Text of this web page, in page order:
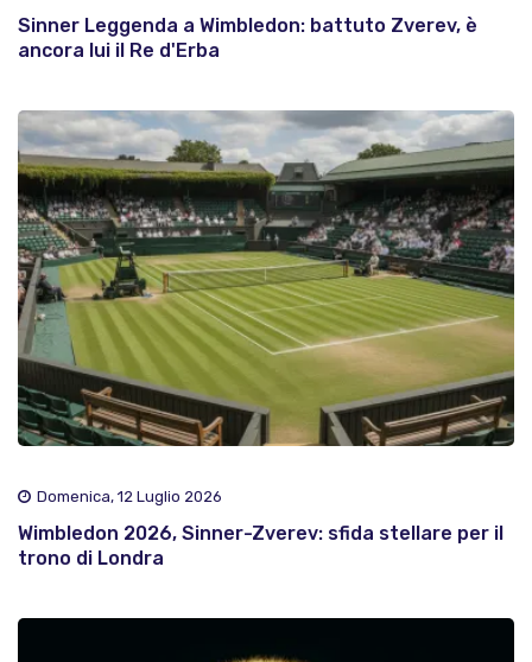
Sinner Leggenda a Wimbledon: battuto Zverev, è
ancora lui il Re d'Erba
Domenica, 12 Luglio 2026
Wimbledon 2026, Sinner-Zverev: sfida stellare per il
trono di Londra